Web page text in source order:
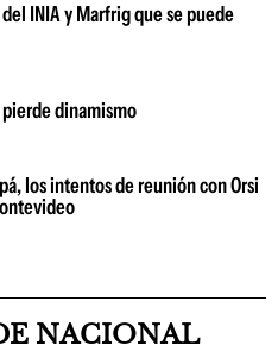
INIA y Marfrig que se puede
dinamismo
los intentos de reunión con Orsi
NACIONAL